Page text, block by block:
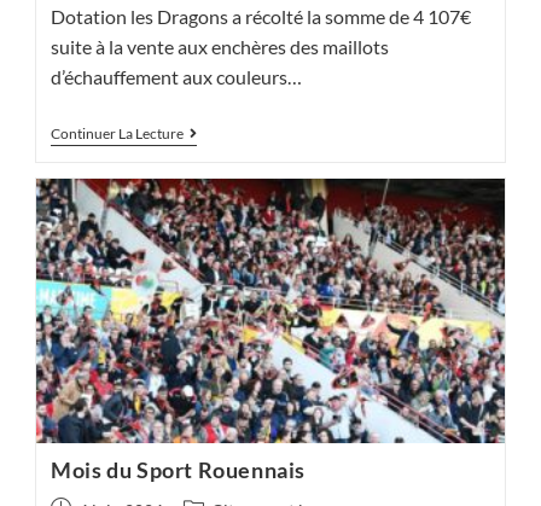
Dotation les Dragons a récolté la somme de 4 107€
suite à la vente aux enchères des maillots
d’échauffement aux couleurs…
Continuer La LectureEnchères
Solidaires
Mois du Sport Rouennais